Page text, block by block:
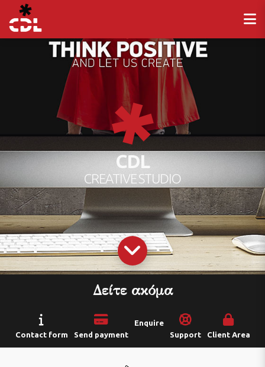
CDL
CREATIVE STUDIO
Δείτε ακόμα
Contact form Send payment
Enquire
Support
Client Area